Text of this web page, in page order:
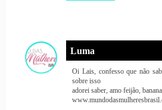
Luma
Oi Lais, confesso que não
sobre isso
adorei saber, amo feijão,